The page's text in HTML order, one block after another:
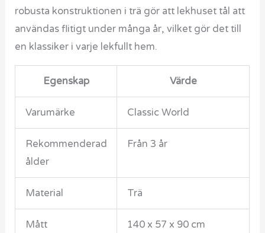
robusta konstruktionen i trä gör att lekhuset tål att
användas flitigt under många år, vilket gör det till
en klassiker i varje lekfullt hem.
Egenskap Värde
Varumärke Classic World
Rekommenderad
ålder
Från 3 år
Material Trä
Mått 140 x 57 x 90 cm